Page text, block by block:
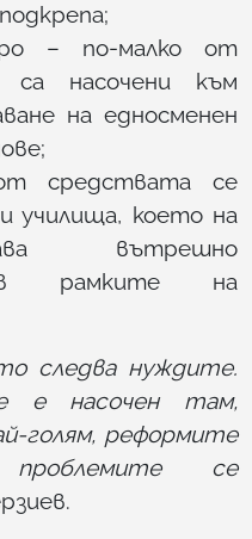
– по-малко от
са насочени към
на едносменен
средствата се
училища, което на
вътрешно
в рамките на
следва нуждите.
е насочен там,
голям, реформите
се